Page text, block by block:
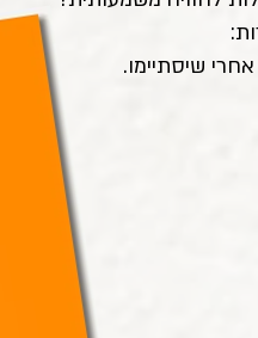
שיסתיימו.